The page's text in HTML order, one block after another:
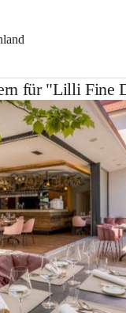
für "Lilli Fine